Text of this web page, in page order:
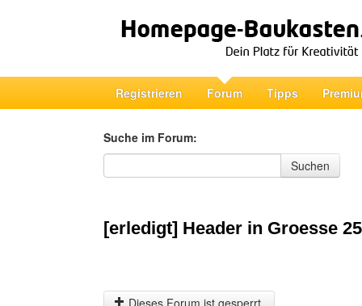
Registrieren Forum Tipps
Suche im Forum:
Suche im Forum
Suchen
[erledigt] Header in Groesse
Dieses Forum ist gesperrt.